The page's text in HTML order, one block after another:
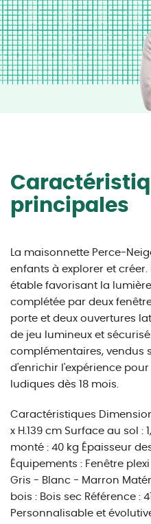
principales
La maisonnette Perce-
enfants à explorer et
étable favorisant la
complétée par deux
porte et deux ouvertures
de jeu lumineux et
complémentaires, vendus
d'enrichir l'expérience
ludiques dès 18 mois.
Caractéristiques
x H.139 cm Surface au sol :
monté : 40 kg Épaisseur
Équipements : Fenêtre
Gris - Blanc - Marron
bois : Bois sec Référence :
Personnalisable et